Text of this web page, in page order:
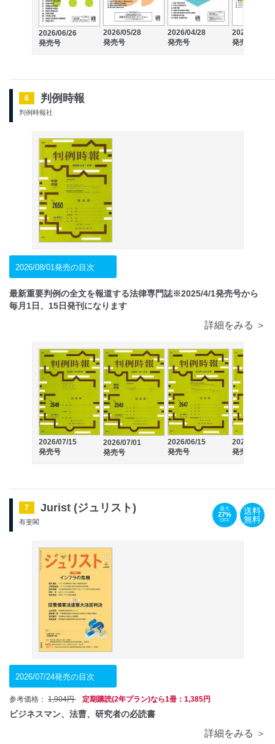
2026/06/26
発売号
2026/05/28
発売号
2026/04/28
発売号
2026/03/27
発売号
6 判例時報
判例時報社
2026/08/01発売の目次
最新重要判例の全文を報道する法律専門誌※2025/4/1発売号から
毎月1日、15日発刊になります
詳細をみる ＞
2026/07/15
発売号
2026/07/01
発売号
2026/06/15
発売号
2026/06/01
発売号
7 Jurist (ジュリスト)
有斐閣
最大
27%
OFF
送料
無料
2026/07/24発売の目次
参考価格： 1,904円 定期購読(2年プラン)なら1冊：1,385円
ビジネスマン、法曹、研究者の必読書
詳細をみる ＞